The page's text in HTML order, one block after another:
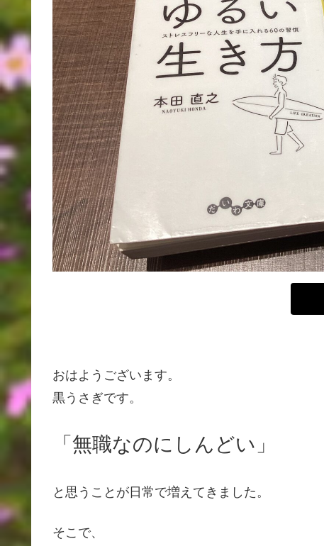
おはようございます。
黒うさぎです。
「無職なのにしんどい」
と思うことが日常で増えてきました。
そこで、